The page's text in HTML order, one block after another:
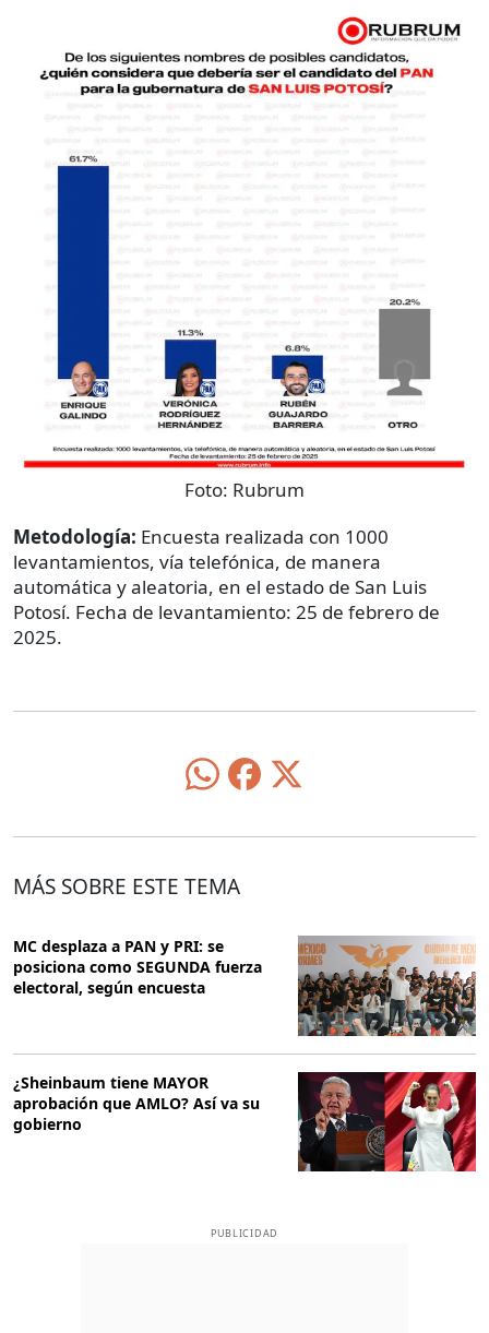
Foto: Rubrum
Metodología: Encuesta realizada con 1000
levantamientos, vía telefónica, de manera
automática y aleatoria, en el estado de San Luis
Potosí. Fecha de levantamiento: 25 de febrero de
2025.
MÁS SOBRE ESTE TEMA
MC desplaza a PAN y PRI: se
posiciona como SEGUNDA fuerza
electoral, según encuesta
¿Sheinbaum tiene MAYOR
aprobación que AMLO? Así va su
gobierno
PUBLICIDAD